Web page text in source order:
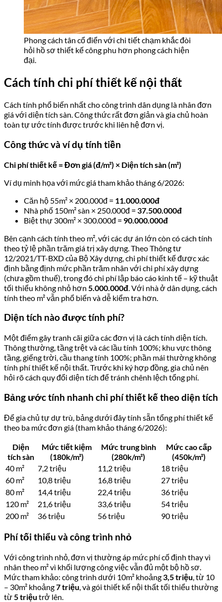
Phong cách tân cổ điển với chi tiết chạm khắc đòi
hỏi hồ sơ thiết kế công phu hơn phong cách hiện
đại.
Cách tính chi phí thiết kế nội thất
Cách tính phổ biến nhất cho công trình dân dụng là nhân đơn
giá với diện tích sàn. Công thức rất đơn giản và gia chủ hoàn
toàn tự ước tính được trước khi liên hệ đơn vị.
Công thức và ví dụ tính tiền
Chi phí thiết kế = Đơn giá (đ/m²) × Diện tích sàn (m²)
Ví dụ minh họa với mức giá tham khảo tháng 6/2026:
Căn hộ 55m² × 200.000đ = 11.000.000đ
Nhà phố 150m² sàn × 250.000đ = 37.500.000đ
Biệt thự 300m² × 300.000đ = 90.000.000đ
Bên cạnh cách tính theo m², với các dự án lớn còn có cách tính
theo tỷ lệ phần trăm giá trị xây dựng. Theo Thông tư
12/2021/TT-BXD của Bộ Xây dựng, chi phí thiết kế được xác
định bằng định mức phần trăm nhân với chi phí xây dựng
(chưa gồm thuế), trong đó chi phí lập báo cáo kinh tế – kỹ thuật
tối thiểu không nhỏ hơn 5.000.000đ . Với nhà ở dân dụng, cách
tính theo m² vẫn phổ biến và dễ kiểm tra hơn.
Diện tích nào được tính phí?
Một điểm gây tranh cãi giữa các đơn vị là cách tính diện tích.
Thông thường, tầng trệt và các lầu tính 100%; khu vực thông
tầng, giếng trời, cầu thang tính 100%; phần mái thường không
tính phí thiết kế nội thất. Trước khi ký hợp đồng, gia chủ nên
hỏi rõ cách quy đổi diện tích để tránh chênh lệch tổng phí.
Bảng ước tính nhanh chi phí thiết kế theo diện tích
Để gia chủ tự dự trù, bảng dưới đây tính sẵn tổng phí thiết kế
theo ba mức đơn giá (tham khảo tháng 6/2026):
Diện
tích sàn
Mức tiết kiệm
(180k/m²)
Mức trung bình
(280k/m²)
Mức cao cấp
(450k/m²)
40 m²
7,2 triệu 11,2 triệu
18 triệu
60 m²
10,8 triệu 16,8 triệu
27 triệu
80 m²
14,4 triệu 22,4 triệu
36 triệu
120 m²
21,6 triệu 33,6 triệu
54 triệu
200 m²
36 triệu 56 triệu 90 triệu
Phí tối thiểu và công trình nhỏ
Với công trình nhỏ, đơn vị thường áp mức phí cố định thay vì
nhân theo m² vì khối lượng công việc vẫn đủ một bộ hồ sơ.
Mức tham khảo: công trình dưới 10m² khoảng3,5 triệu, từ 10
– 30m² khoảng7 triệu, và gói thiết kế nội thất tối thiểu thường
từ5 triệu trở lên.